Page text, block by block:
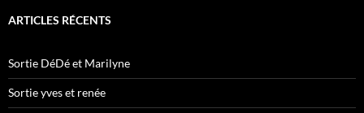
ARTICLES RÉCENTS
Sortie DéDé et Marilyne
Sortie yves et renée